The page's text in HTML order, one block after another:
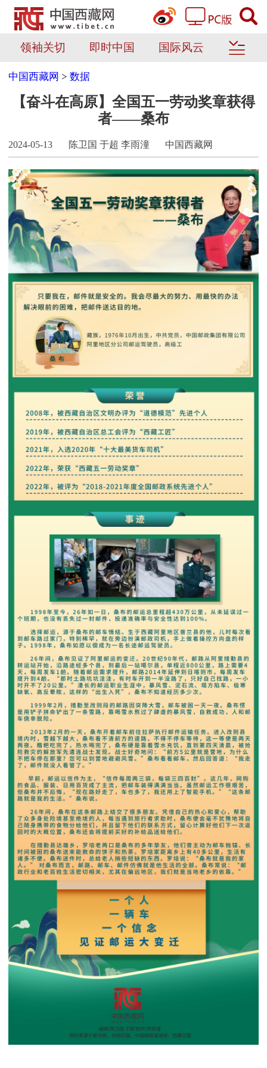
领袖关切 即时中国 国际风云
中国西藏网 >数据
【奋斗在高原】全国五一劳动奖章获得
者——桑布
2024-05-13 陈卫国 于超 李雨潼 中国西藏网